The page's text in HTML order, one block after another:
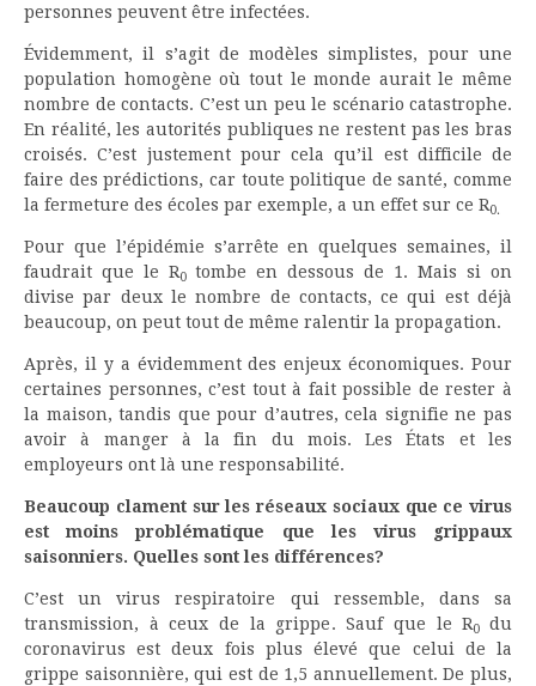
personnes peuvent être infectées.
Évidemment, il s’agit de modèles simplistes, pour une
population homogène où tout le monde aurait le même
nombre de contacts. C’est un peu le scénario catastrophe.
En réalité, les autorités publiques ne restent pas les bras
croisés. C’est justement pour cela qu’il est difficile de
faire des prédictions, car toute politique de santé, comme
la fermeture des écoles par exemple, a un effet sur ce R0.
Pour que l’épidémie s’arrête en quelques semaines, il
faudrait que le R0 tombe en dessous de 1. Mais si on
divise par deux le nombre de contacts, ce qui est déjà
beaucoup, on peut tout de même ralentir la propagation.
Après, il y a évidemment des enjeux économiques. Pour
certaines personnes, c’est tout à fait possible de rester à
la maison, tandis que pour d’autres, cela signifie ne pas
avoir à manger à la fin du mois. Les États et les
employeurs ont là une responsabilité.
Beaucoup clament sur les réseaux sociaux que ce virus
est moins problématique que les virus grippaux
saisonniers. Quelles sont les différences?
C’est un virus respiratoire qui ressemble, dans sa
transmission, à ceux de la grippe. Sauf que le R0du
coronavirus est deux fois plus élevé que celui de la
grippe saisonnière, qui est de 1,5 annuellement. De plus,